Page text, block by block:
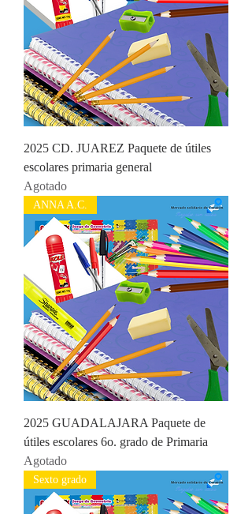
2025 CD. JUAREZ Paquete de útiles
escolares primaria general
Agotado
ANNA A.C.
2025 GUADALAJARA Paquete de
útiles escolares 6o. grado de Primaria
Agotado
Sexto grado